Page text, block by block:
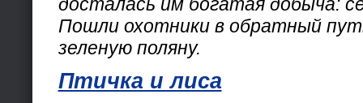
Пошли охотники в обратный
зеленую поляну.
Птичка и лиса